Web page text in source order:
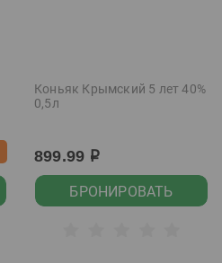
Коньяк Крымский 5 лет 40%
0,5л
899.99 р
БРОНИРОВАТЬ